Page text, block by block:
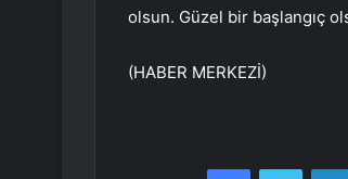
olsun. Güzel bir başlangıç
(HABER MERKEZİ)
FacebookTwitter